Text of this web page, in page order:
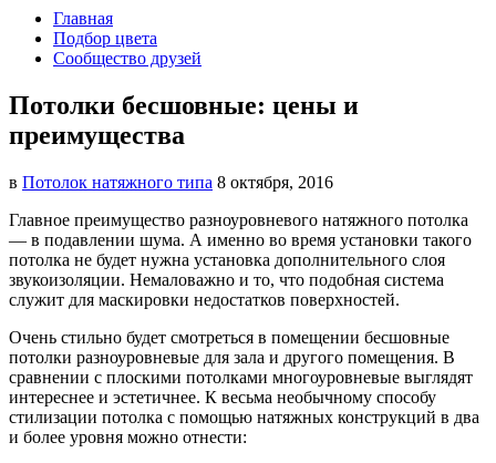
Главная
Подбор цвета
Сообщество друзей
Потолки бесшовные: цены и
преимущества
в Потолок натяжного типа 8 октября, 2016
Главное преимущество разноуровневого натяжного потолка
— в подавлении шума. А именно во время установки такого
потолка не будет нужна установка дополнительного слоя
звукоизоляции. Немаловажно и то, что подобная система
служит для маскировки недостатков поверхностей.
Очень стильно будет смотреться в помещении бесшовные
потолки разноуровневые для зала и другого помещения. В
сравнении с плоскими потолками многоуровневые выглядят
интереснее и эстетичнее. К весьма необычному способу
стилизации потолка с помощью натяжных конструкций в два
и более уровня можно отнести: